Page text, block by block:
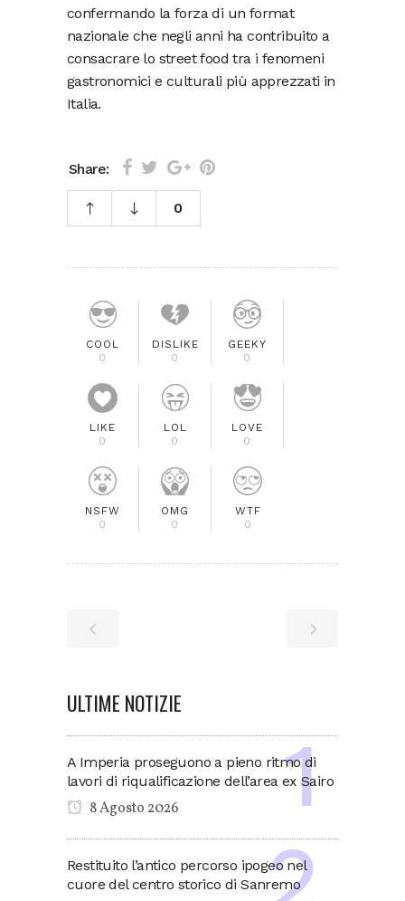
confermando la forza di un format
nazionale che negli anni ha contribuito a
consacrare lo street food tra i fenomeni
gastronomici e culturali più apprezzati in
Italia.
Share:
0
COOL
0
DISLIKE
0
GEEKY
0
LIKE
0
LOL
0
LOVE
0
NSFW
0
OMG
0
WTF
0
ULTIME NOTIZIE
A Imperia proseguono a pieno ritmo di
lavori di riqualificazione dell’area ex Sairo
8 Agosto 2026
Restituito l’antico percorso ipogeo nel
cuore del centro storico di Sanremo